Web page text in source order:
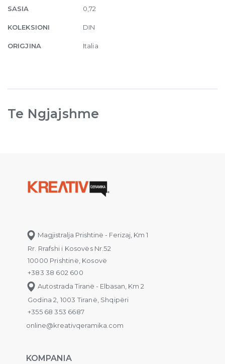
SASIA 0,72
KOLEKSIONI DIN
ORIGJINA Italia
Te Ngjajshme
Magjistralja Prishtinë - Ferizaj, Km 1
Rr. Rrafshi i Kosovës Nr.52
10000 Prishtinë, Kosovë
+383 38 602 600
Autostrada Tiranë - Elbasan, Km 2
Godina 2, 1003 Tiranë, Shqipëri
+355 68 353 6687
online@kreativqeramika.com
KOMPANIA